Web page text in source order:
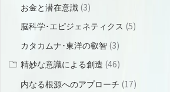
お金と潜在意識 (3)
脳科学･エピジェネティクス (5)
カタカムナ･東洋の叡智 (3)
精妙な意識による創造 (46)
内なる根源へのアプローチ (17)